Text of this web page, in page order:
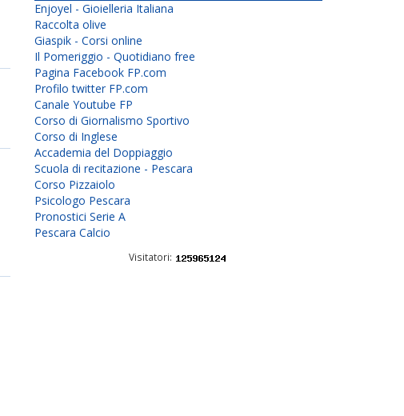
Enjoyel - Gioielleria Italiana
Raccolta olive
Giaspik - Corsi online
Il Pomeriggio - Quotidiano free
Pagina Facebook FP.com
Profilo twitter FP.com
Canale Youtube FP
Corso di Giornalismo Sportivo
Corso di Inglese
Accademia del Doppiaggio
Scuola di recitazione - Pescara
Corso Pizzaiolo
Psicologo Pescara
Pronostici Serie A
Pescara Calcio
Visitatori: